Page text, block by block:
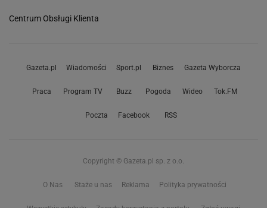
Centrum Obsługi Klienta
Gazeta.pl Wiadomości Sport.pl Biznes Gazeta Wyborcza
Praca Program TV Buzz Pogoda Wideo Tok.FM
Poczta Facebook RSS
Copyright © Gazeta.pl sp. z o.o.
O Nas Staże u nas Reklama Polityka prywatności